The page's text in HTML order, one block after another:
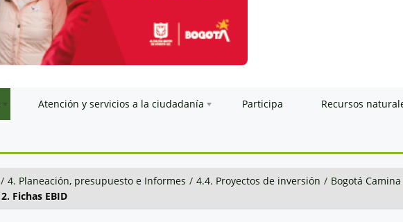
Atención y servicios a la ciudadanía Participa Recursos
/ 4. Planeación, presupuesto e Informes / 4.4. Proyectos de inversión / Bogotá
2. Fichas EBID